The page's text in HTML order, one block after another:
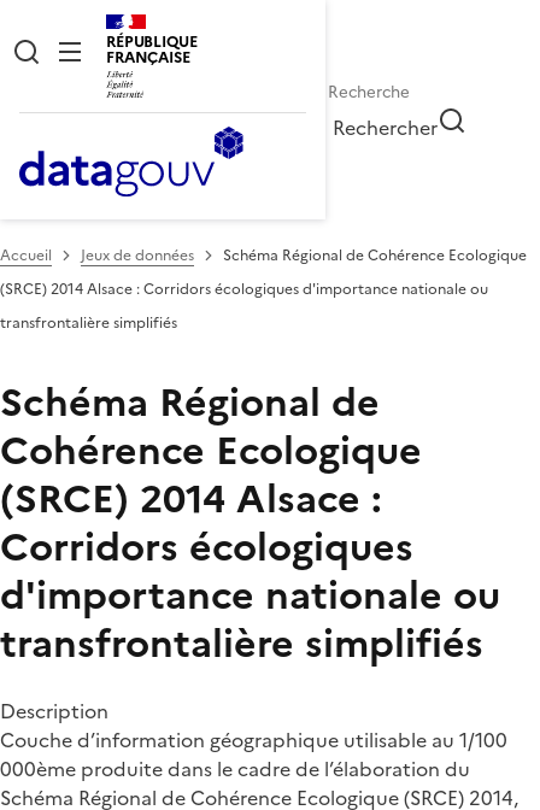
RÉPUBLIQUE
FRANÇAISE
Rechercher
Accueil Jeux de données
Schéma Régional de Cohérence Ecologique
(SRCE) 2014 Alsace : Corridors écologiques d'importance nationale ou
transfrontalière simplifiés
Schéma Régional de
Cohérence Ecologique
(SRCE) 2014 Alsace :
Corridors écologiques
d'importance nationale ou
transfrontalière simplifiés
Description
Couche d’information géographique utilisable au 1/100
000ème produite dans le cadre de l’élaboration du
Schéma Régional de Cohérence Ecologique (SRCE) 2014,